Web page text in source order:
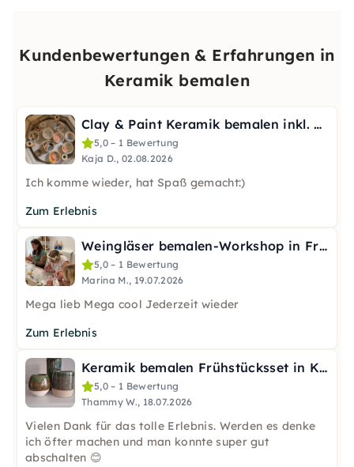
Kundenbewertungen & Erfahrungen in
Keramik bemalen
Clay & Paint Keramik bemalen inkl. brennen
5,0 – 1 Bewertung
Kaja D., 02.08.2026
Ich komme wieder, hat Spaß gemacht:)
Zum Erlebnis
Weingläser bemalen-Workshop in Frankfurt
5,0 – 1 Bewertung
Marina M., 19.07.2026
Mega lieb Mega cool Jederzeit wieder
Zum Erlebnis
Keramik bemalen Frühstücksset in Krefeld
5,0 – 1 Bewertung
Thammy W., 18.07.2026
Vielen Dank für das tolle Erlebnis. Werden es denke
ich öfter machen und man konnte super gut
abschalten 😊